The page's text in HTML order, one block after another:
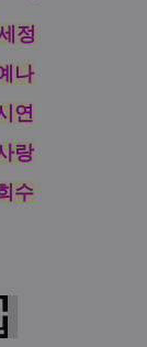
정
나
연
랑
수